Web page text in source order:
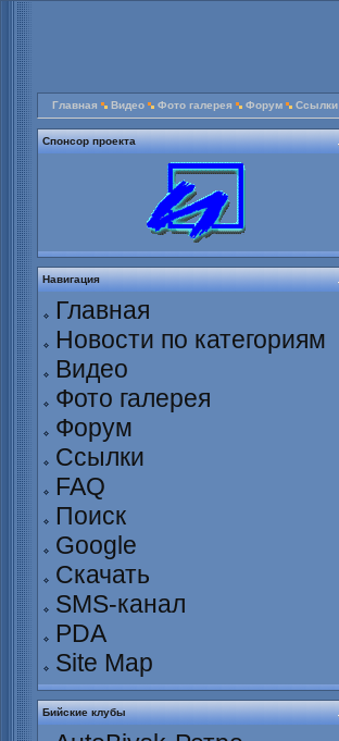
Главная Видео Фото галерея Форум Ссылки
Спонсор проекта
Навигация
Главная
Новости по категориям
Видео
Фото галерея
Форум
Ссылки
FAQ
Поиск
Google
Скачать
SMS-канал
PDA
Site Map
Бийские клубы